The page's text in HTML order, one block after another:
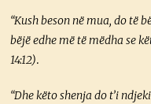
“Kush beson në mua, do të
bëjë edhe më të mëdha se
14:12).
“Dhe këto shenja do t’i